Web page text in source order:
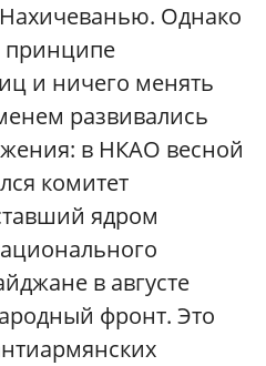
Однако
принципе
и ничего менять
развивались
в НКАО весной
комитет
ядром
в августе
фронт. Это